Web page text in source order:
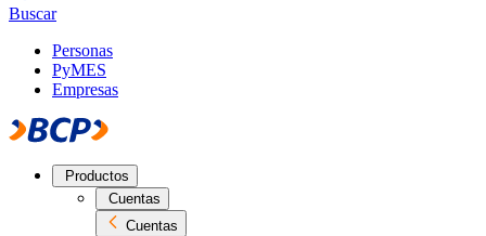
Buscar
Personas
PyMES
Empresas
Productos
Cuentas
Cuentas